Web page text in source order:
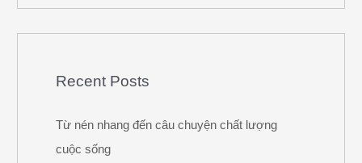
Recent Posts
Từ nén nhang đến câu chuyện chất lượng
cuộc sống